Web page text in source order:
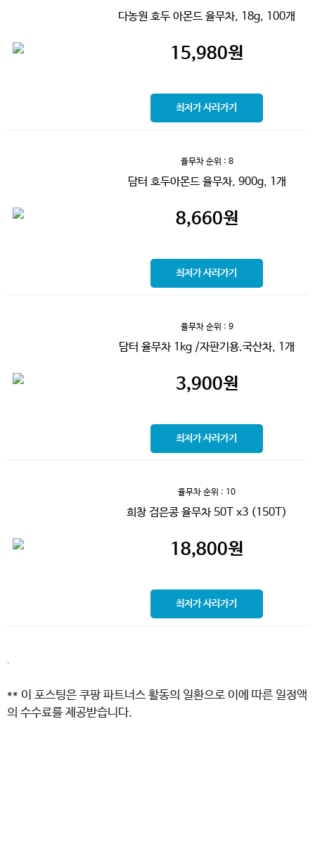
다농원 호두 아몬드 율무차, 18g, 100개
15,980원
최저가 사러가기
율무차순위 : 8
담터 호두아몬드 율무차, 900g, 1개
8,660원
최저가 사러가기
율무차순위 : 9
담터 율무차 1kg /자판기용.국산차, 1개
3,900원
최저가 사러가기
율무차 순위 : 10
희창 검은콩 율무차 50T x3 (150T)
18,800원
최저가 사러가기
.
** 이 포스팅은 쿠팡 파트너스 활동의 일환으로 이에 따른 일정액
의 수수료를 제공받습니다.